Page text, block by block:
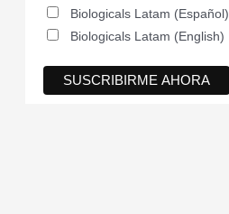
Biologicals Latam (Español)
Biologicals Latam (English)